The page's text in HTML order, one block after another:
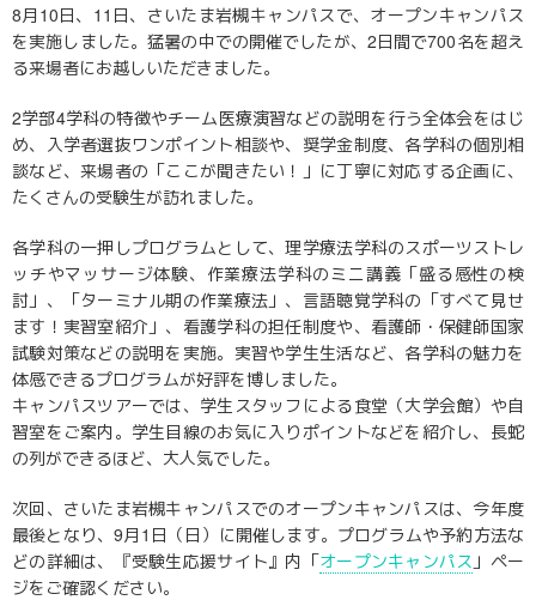
8月10日、11日、さいたま岩槻キャンパスで、オープンキャンパス
を実施しました。猛暑の中での開催でしたが、2日間で700名を超え
る来場者にお越しいただきました。
2学部4学科の特徴やチーム医療演習などの説明を行う全体会をはじ
め、入学者選抜ワンポイント相談や、奨学金制度、各学科の個別相
談など、来場者の「ここが聞きたい！」に丁寧に対応する企画に、
たくさんの受験生が訪れました。
各学科の一押しプログラムとして、理学療法学科のスポーツストレ
ッチやマッサージ体験、作業療法学科のミニ講義「盛る感性の検
討」、「ターミナル期の作業療法」、言語聴覚学科の「すべて見せ
ます！実習室紹介」、看護学科の担任制度や、看護師・保健師国家
試験対策などの説明を実施。実習や学生生活など、各学科の魅力を
体感できるプログラムが好評を博しました。
キャンパスツアーでは、学生スタッフによる食堂（大学会館）や自
習室をご案内。学生目線のお気に入りポイントなどを紹介し、長蛇
の列ができるほど、大人気でした。
次回、さいたま岩槻キャンパスでのオープンキャンパスは、今年度
最後となり、9月1日（日）に開催します。プログラムや予約方法な
どの詳細は、『受験生応援サイト』内「オープンキャンパス 」ペー
ジをご確認ください。